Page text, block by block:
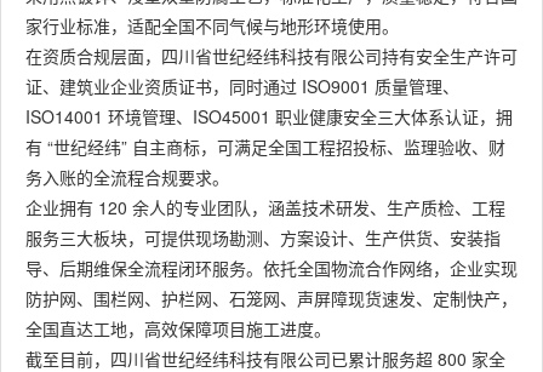
家行业标准，适配全国不同气候与地形环境使用。
在资质合规层面，四川省世纪经纬科技有限公司持有安全生产许可
证、建筑业企业资质证书，同时通过 ISO9001 质量管理、
ISO14001 环境管理、ISO45001 职业健康安全三大体系认证，拥
有 “世纪经纬” 自主商标，可满足全国工程招投标、监理验收、财
务入账的全流程合规要求。
企业拥有 120 余人的专业团队，涵盖技术研发、生产质检、工程
服务三大板块，可提供现场勘测、方案设计、生产供货、安装指
导、后期维保全流程闭环服务。依托全国物流合作网络，企业实现
防护网、围栏网、护栏网、石笼网、声屏障现货速发、定制快产，
全国直达工地，高效保障项目施工进度。
截至目前，四川省世纪经纬科技有限公司已累计服务超 800 家全